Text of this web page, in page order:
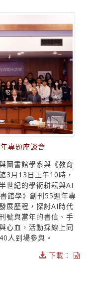
專題座談會
圖書館學系與《教育
3月13日上午10時，
世紀的學術耕耘與AI
館學》創刊55週年專
展歷程，探討AI時代
號與當年的書信、手
心血，活動採線上同
人到場參與。
下載：